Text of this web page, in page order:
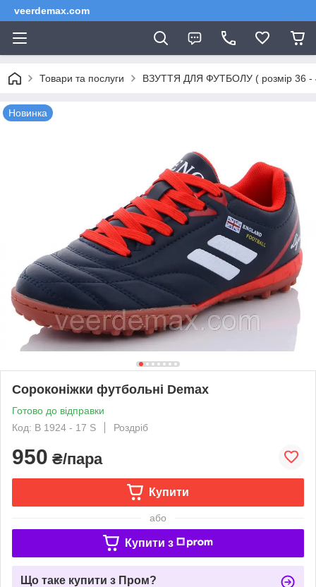
veerdemax.com
Товари та послуги ВЗУТТЯ ДЛЯ ФУТБОЛУ ( розмір 36
Новинка
Сороконiжки футбольні Demax
Готово до відправки
Код: В 1924 - 17 S
Роздріб
950 ₴/пара
Купити
або
Купити з
Що таке купити з Пром?